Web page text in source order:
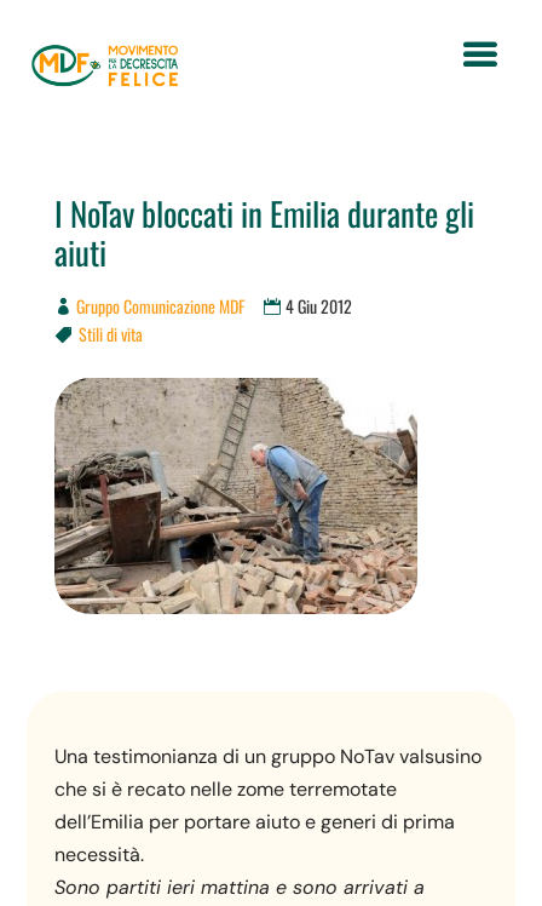
I NoTav bloccati in Emilia durante gli
aiuti
Gruppo Comunicazione MDF 4 Giu 2012
 Stili di vita
Una testimonianza di un gruppo NoTav valsusino
che si è recato nelle zome terremotate
dell’Emilia per portare aiuto e generi di prima
necessità.
Sono partiti ieri mattina e sono arrivati a